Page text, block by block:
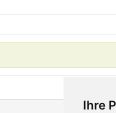
Ihre